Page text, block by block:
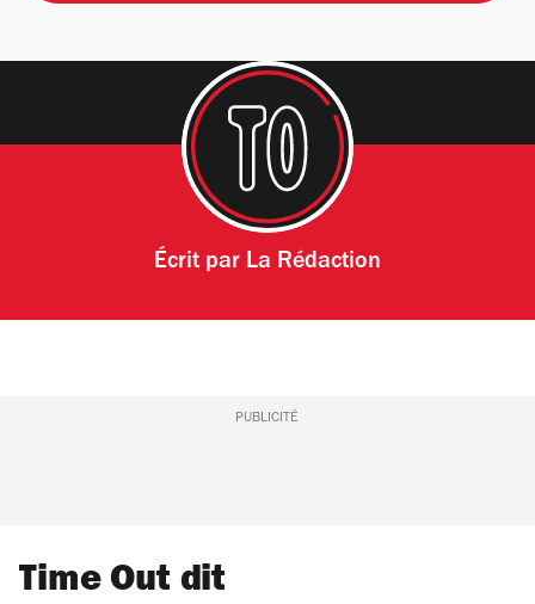
Écrit par La Rédaction
PUBLICITÉ
Time Out dit